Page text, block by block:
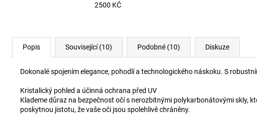
2500 KČ
Popis Související (10) Podobné (10) Diskuze
Dokonalé spojením elegance, pohodlí a technologického náskoku. S
Kristalický pohled a účinná ochrana před UV
Klademe důraz na bezpečnost očí s nerozbitnými polykarbonátovými skly,
poskytnou jistotu, že vaše oči jsou spolehlivě chráněny.